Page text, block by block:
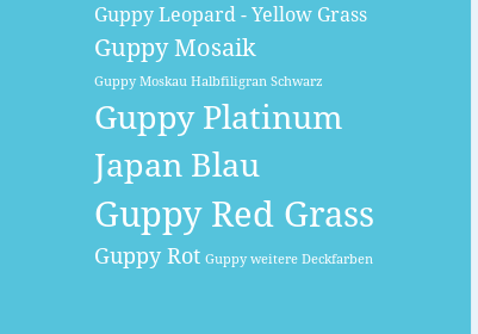
Guppy Leopard - Yellow Grass
Guppy Mosaik
Guppy Moskau Halbfiligran Schwarz
Guppy Platinum
Japan Blau
Guppy Red Grass
Guppy Rot Guppy weitere Deckfarben